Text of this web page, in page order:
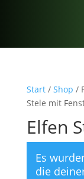
Start/ Shop /
Stele mit
Elfen
Es
die